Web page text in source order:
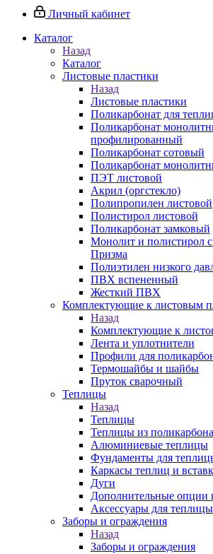
Личный кабинет
Каталог
Назад
Каталог
Листовые пластики
Назад
Листовые пластики
Поликарбонат для
Поликарбонат
профилированный
Поликарбонат сотовый
Поликарбонат
ПЭТ листовой
Акрил (оргстекло)
Полипропилен листовой
Полистирол листовой
Поликарбонат замковый
Монолит и полистирол
Призма
Полиэтилен низкого
ПВХ вспененный
Жесткий ПВХ
Комплектующие к листовым
Назад
Комплектующие к
Лента и уплотнители
Профили для
Термошайбы и шайбы
Пруток сварочный
Теплицы
Назад
Теплицы
Теплицы из
Алюминиевые теплицы
Фундаменты для
Каркасы теплиц и
Дуги
Дополнительные опции
Аксессуары для теплицы
Заборы и ограждения
Назад
Заборы и ограждения